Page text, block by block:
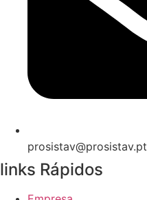
prosistav@prosistav.pt
links Rápidos